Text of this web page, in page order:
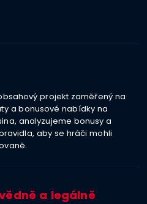
projekt zaměřený na
a bonusové nabídky na
analyzujeme bonusy a
aby se hráči mohli
a legálně